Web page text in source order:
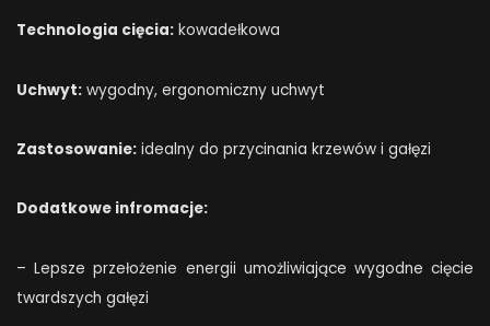
Technologia cięcia: kowadełkowa
Uchwyt: wygodny, ergonomiczny uchwyt
Zastosowanie: idealny do przycinania krzewów i gałęzi
Dodatkowe infromacje:
– Lepsze przełożenie energii umożliwiające wygodne cięcie
twardszych gałęzi